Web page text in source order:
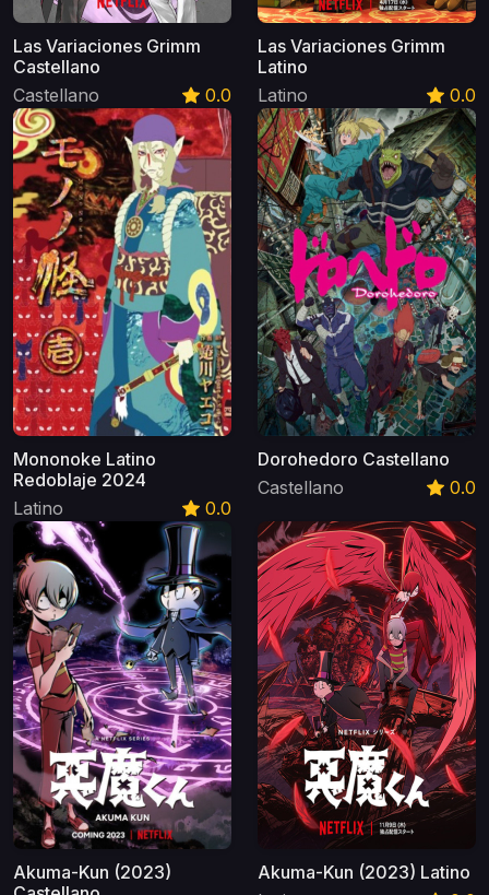
Las Variaciones Grimm
Castellano
Castellano
0.0
Las Variaciones Grimm
Latino
Latino
0.0
Mononoke Latino
Redoblaje 2024
Latino
0.0
Dorohedoro Castellano
Castellano
0.0
Akuma-Kun (2023)
Akuma-Kun (2023) Latino